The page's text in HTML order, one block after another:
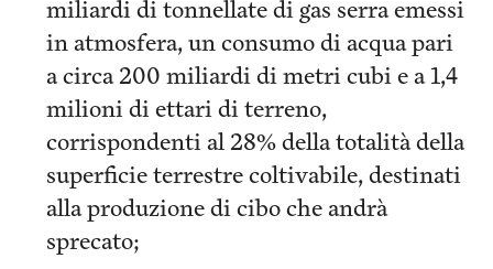
miliardi di tonnellate di gas serra emessi
in atmosfera, un consumo di acqua pari
a circa 200 miliardi di metri cubi e a 1,4
milioni di ettari di terreno,
corrispondenti al 28% della totalità della
superficie terrestre coltivabile, destinati
alla produzione di cibo che andrà
sprecato;